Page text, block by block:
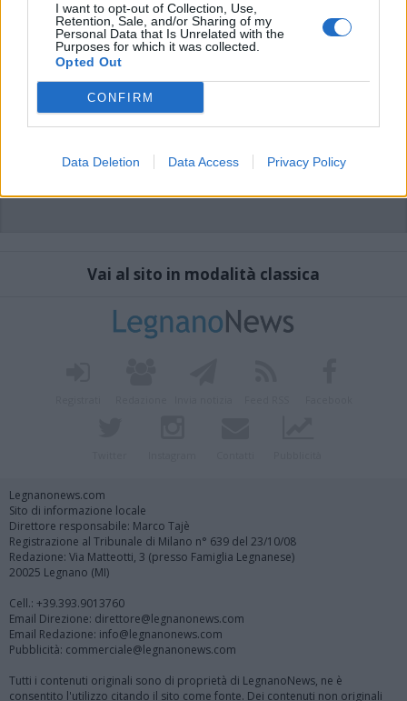
I want to opt-out of Collection, Use,
Retention, Sale, and/or Sharing of my
Personal Data that Is Unrelated with the
Purposes for which it was collected.
Opted Out
CONFIRM
Data Deletion Data Access Privacy Policy
Vai al sito in modalità classica
Legnanonews.com
Sito di informazione locale
Direttore responsabile: Marco Tajè
Registrazione al Tribunale di Milano n° 639 del 23/10/08
Redazione: Via Matteotti, 3 (presso Famiglia Legnanese)
20025 Legnano (MI)
Cell.: +39.393.9013760
Email Direzione: direttore@legnanonews.com
Email Redazione: info@legnanonews.com
Pubblicità: commerciale@legnanonews.com
Tutti i contenuti originali sono di proprietà di LegnanoNews, ne è
consentito l'utilizzo citando il sito come fonte. Dei contenuti non originali